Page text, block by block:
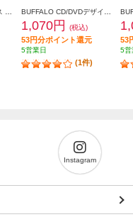
1,070円 (税込)
53円分ポイント還元
5営業日
(1件)
53
5営
Instagram